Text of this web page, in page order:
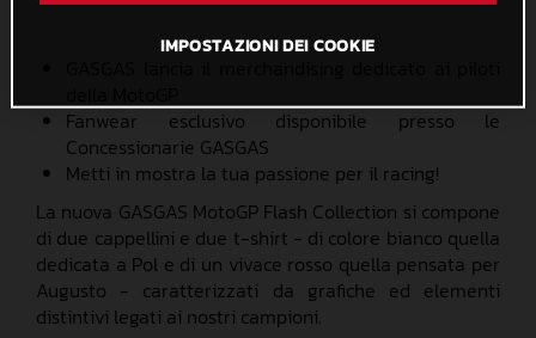
Fanwear esclusivo disponibile presso le
Concessionarie GASGAS
Metti in mostra la tua passione per il racing!
La nuova GASGAS MotoGP Flash Collection si compone
di due cappellini e due t-shirt - di colore bianco quella
dedicata a Pol e di un vivace rosso quella pensata per
Augusto - caratterizzati da grafiche ed elementi
distintivi legati ai nostri campioni.
IMPOSTAZIONI DEI COOKIE